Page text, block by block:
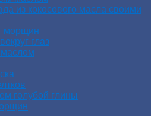
из кокосового масла своими
морщин
глаз
голубой глины